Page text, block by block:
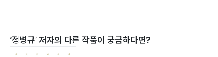
‘정병규’ 저자의 다른 작품이 궁금하다면?